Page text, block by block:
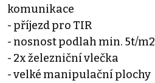
komunikace
- příjezd pro TIR
- nosnost podlah min. 5t/m2
- 2x železniční vlečka
- velké manipulační plochy